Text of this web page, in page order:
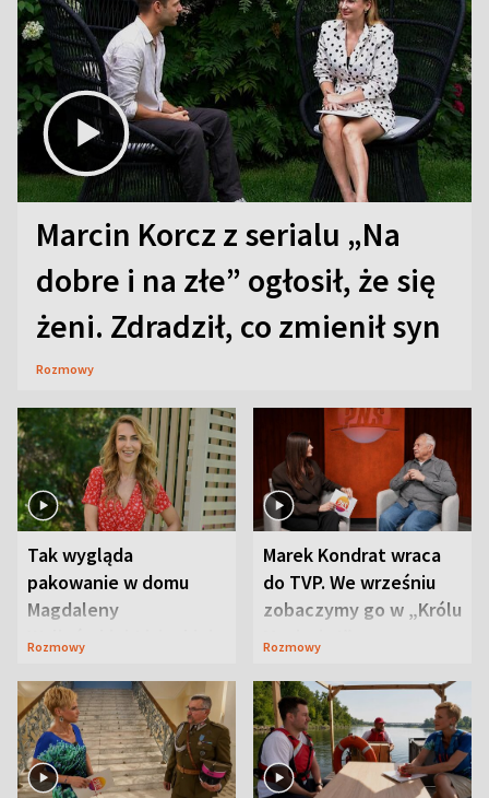
Marcin Korcz z serialu „Na
dobre i na złe” ogłosił, że się
żeni. Zdradził, co zmienił syn
Rozmowy
Tak wygląda
pakowanie w domu
Magdaleny
Waligórskiej-Lisieckiej.
Rozmowy
Marek Kondrat wraca
do TVP. We wrześniu
zobaczymy go w „Królu
Maciusiu I”
Rozmowy